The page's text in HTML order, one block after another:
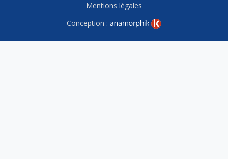
Mentions légales
Conception :